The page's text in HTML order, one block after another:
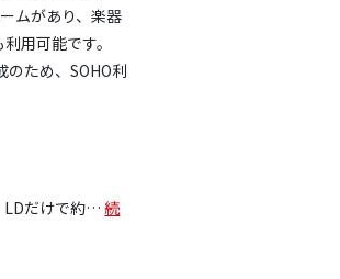
ムがあり、楽器
用可能です。
ため、SOHO利
だけで約… 続